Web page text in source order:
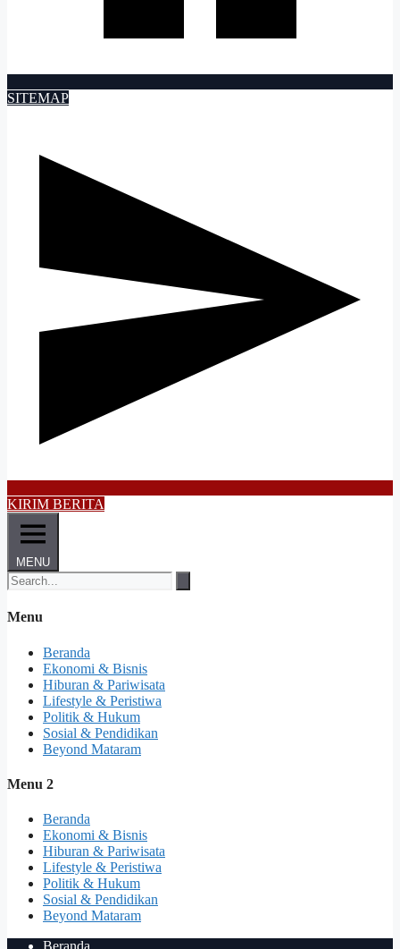
SITEMAP
KIRIM BERITA
MENU
Menu
Beranda
Ekonomi & Bisnis
Hiburan & Pariwisata
Lifestyle & Peristiwa
Politik & Hukum
Sosial & Pendidikan
Beyond Mataram
Menu 2
Beranda
Ekonomi & Bisnis
Hiburan & Pariwisata
Lifestyle & Peristiwa
Politik & Hukum
Sosial & Pendidikan
Beyond Mataram
Beranda